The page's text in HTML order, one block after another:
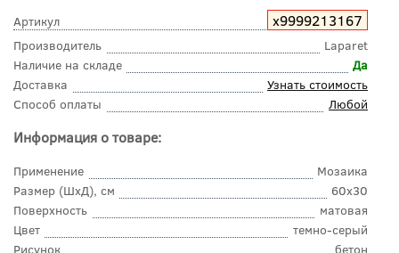
Артикул х9999213167
Производитель
Laparet
Наличие на складе
Да
Доставка
Узнать стоимость
Способ оплаты
Любой
Информация о товаре:
Применение
Мозаика
Размер (ШхД), см
60x30
Поверхность
матовая
Цвет
темно-серый
Рисунок
бетон